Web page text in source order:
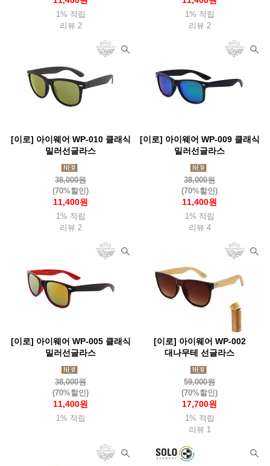
1% 적립
리뷰 2
1% 적립
리뷰 2
[이로] 아이웨어 WP-010 클래식
밀러선글라스
38,000원
(70%할인)
11,400원
1% 적립
리뷰 2
[이로] 아이웨어 WP-009 클래식
밀러선글라스
38,000원
(70%할인)
11,400원
1% 적립
리뷰 4
[이로] 아이웨어 WP-005 클래식
밀러선글라스
38,000원
(70%할인)
11,400원
1% 적립
[이로] 아이웨어 WP-002
대나무테 선글라스
59,000원
(70%할인)
17,700원
1% 적립
리뷰 1